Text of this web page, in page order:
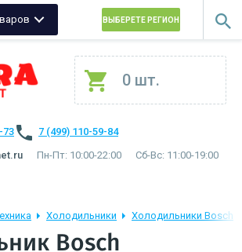
ВЫБЕРЕТЕ РЕГИОН
0 шт.
73
7 (499) 110-59-84
Пн-Пт: 10:00-22:00 Сб-Вс: 11:00-19:00
Холодильники Холодильники Bosch
Bosch